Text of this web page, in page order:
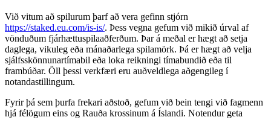
Við vitum að spilurum þarf að vera gefinn stjórn
https://staked.eu.com/is-is/. Þess vegna gefum við mikið úrval af
vönduðum fjárhættuspilaaðferðum. Þar á meðal er hægt að setja
daglega, vikuleg eða mánaðarlega spilamörk. Þá er hægt að velja
sjálfsskönnunartímabil eða loka reikningi tímabundið eða til
frambúðar. Öll þessi verkfæri eru auðveldlega aðgengileg í
notandastillingum.
Fyrir þá sem þurfa frekari aðstoð, gefum við bein tengi við fagmenn
hjá félögum eins og Rauða krossinum á Íslandi. Notendur geta